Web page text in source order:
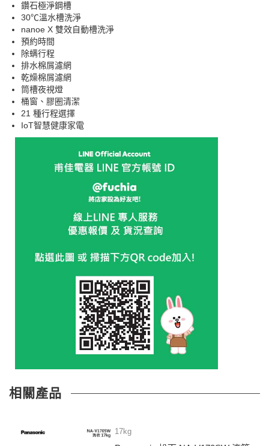
鑽石極淨鋼槽
30℃溫水槽洗淨
nanoe X 雙效自動槽洗淨
預約時間
除螨行程
排水棉屑濾網
乾燥棉屑濾網
筒槽夜視燈
桶窗、膠圈清潔
21 種行程選擇
IoT智慧健康家電
相關產品
17kg